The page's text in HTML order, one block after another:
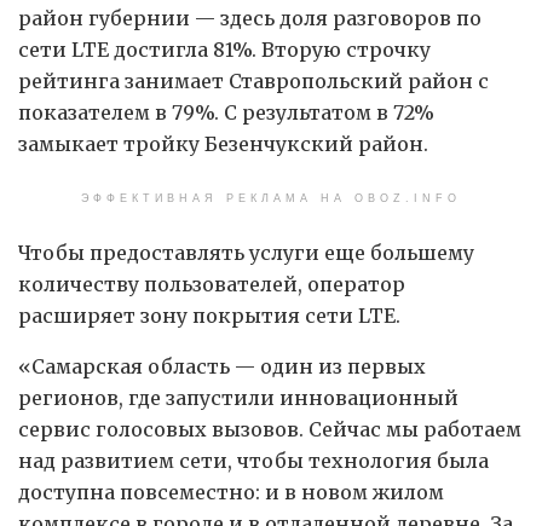
район губернии — здесь доля разговоров по
сети LTE достигла 81%. Вторую строчку
рейтинга занимает Ставропольский район с
показателем в 79%. С результатом в 72%
замыкает тройку Безенчукский район.
ЭФФЕКТИВНАЯ РЕКЛАМА НА OBOZ.INFO
Чтобы предоставлять услуги еще большему
количеству пользователей, оператор
расширяет зону покрытия сети LTE.
«Самарская область — один из первых
регионов, где запустили инновационный
сервис голосовых вызовов. Сейчас мы работаем
над развитием сети, чтобы технология была
доступна повсеместно: и в новом жилом